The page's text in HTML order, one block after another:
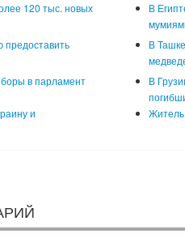
120 тыс. новых
В
В
в парламент
В
и
Житель